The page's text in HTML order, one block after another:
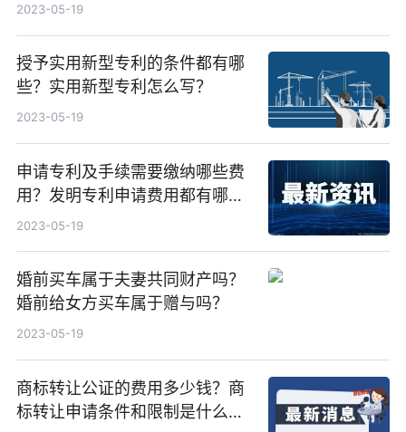
2023-05-19
授予实用新型专利的条件都有哪
些？实用新型专利怎么写？
2023-05-19
申请专利及手续需要缴纳哪些费
用？发明专利申请费用都有哪
些？
2023-05-19
婚前买车属于夫妻共同财产吗？
婚前给女方买车属于赠与吗？
2023-05-19
商标转让公证的费用多少钱？商
标转让申请条件和限制是什么？